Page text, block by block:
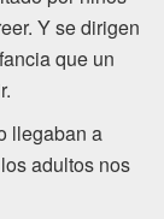
Y se dirigen
que un
llegaban a
los adultos nos